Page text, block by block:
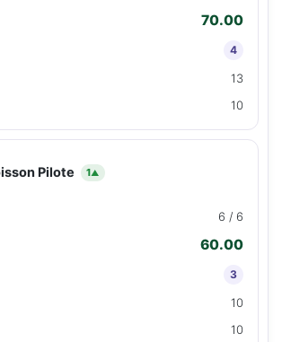
70.00
4
13
10
Pilote 1▲
6 / 6
60.00
3
10
10